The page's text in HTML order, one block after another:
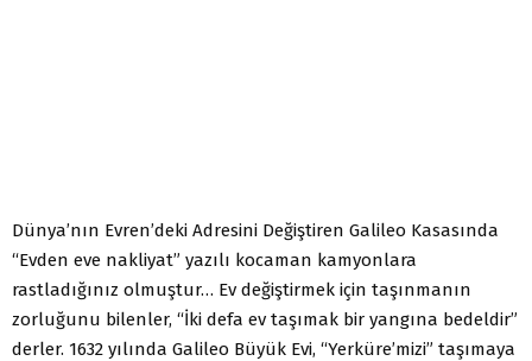
Dünya’nın Evren’deki Adresini Değiştiren Galileo Kasasında
“Evden eve nakliyat” yazılı kocaman kamyonlara
rastladığınız olmuştur… Ev değiştirmek için taşınmanın
zorluğunu bilenler, “İki defa ev taşımak bir yangına bedeldir”
derler. 1632 yılında Galileo Büyük Evi, “Yerküre’mizi” taşımaya